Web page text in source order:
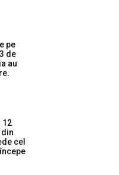
pe
de
au
12
cel